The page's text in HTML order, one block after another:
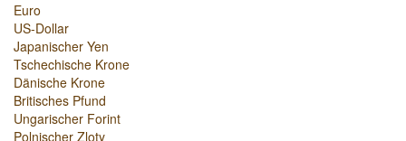
Euro
US-Dollar
Japanischer Yen
Tschechische Krone
Dänische Krone
Britisches Pfund
Ungarischer Forint
Polnischer Zloty